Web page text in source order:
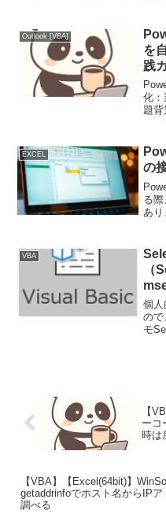
Outlook [VBA]
を
践
化：
題
えば
内
EXCEL
の
る
あり
VBA
（
指
個人
ので
モ
【
ーコ
時は
【VBA】【Excel(64bit)】
getaddrinfoでホスト名からIPア
調べる